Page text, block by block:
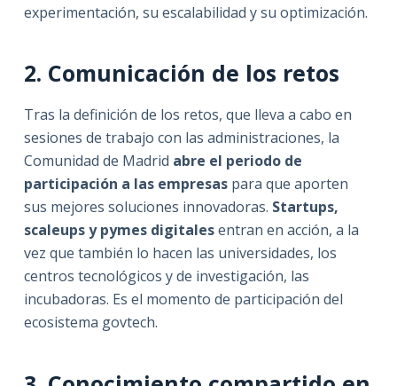
experimentación, su escalabilidad y su optimización.
2. Comunicación de los retos
Tras la definición de los retos, que lleva a cabo en
sesiones de trabajo con las administraciones, la
Comunidad de Madrid abre el periodo de
participación a las empresaspara que aporten
sus mejores soluciones innovadoras. Startups,
scaleups y pymes digitalesentran en acción, a la
vez que también lo hacen las universidades, los
centros tecnológicos y de investigación, las
incubadoras. Es el momento de participación del
ecosistema govtech.